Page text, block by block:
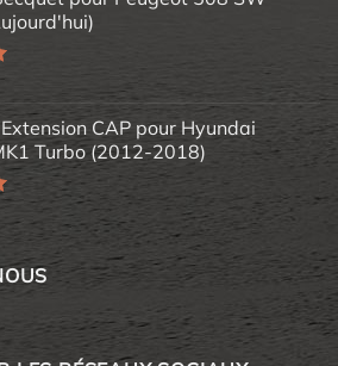
CAP pour Hyundai
Turbo (2012-2018)